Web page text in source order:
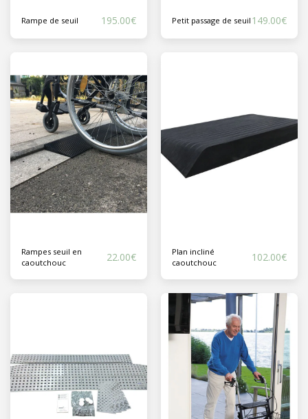
Rampe de seuil 195.00€ Petit passage de seuil 149.00€
Rampes seuil en
caoutchouc
22.00€
Plan incliné
caoutchouc
102.00€